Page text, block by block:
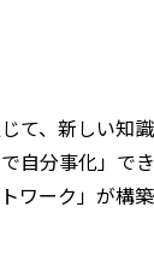
、新しい知
自分事化」でき
ーク」が構築